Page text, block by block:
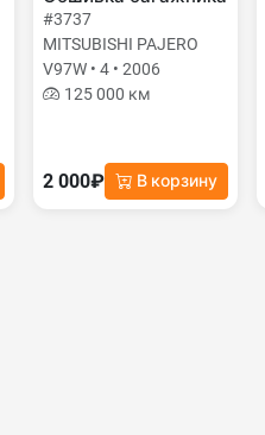
#3737
MITSUBISHI PAJERO
V97W • 4 • 2006
125 000 км
2 000₽ В корзину